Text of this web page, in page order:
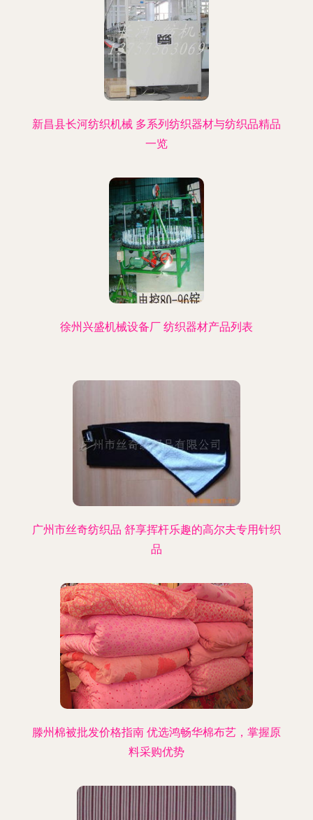
新昌县长河纺织机械 多系列纺织器材与纺织品精品
一览
徐州兴盛机械设备厂 纺织器材产品列表
广州市丝奇纺织品 舒享挥杆乐趣的高尔夫专用针织
品
滕州棉被批发价格指南 优选鸿畅华棉布艺，掌握原
料采购优势